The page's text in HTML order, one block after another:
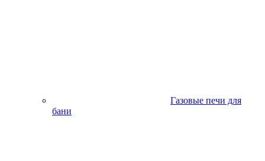
Газовые печи для
бани